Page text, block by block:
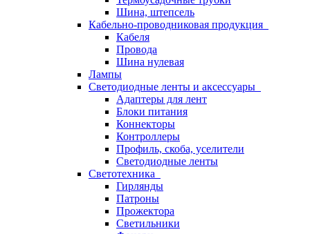
Шина, штепсель
Кабельно-проводниковая продукция
Кабеля
Провода
Шина нулевая
Лампы
Светодиодные ленты и аксессуары
Адаптеры для лент
Блоки питания
Коннекторы
Контроллеры
Профиль, скоба, уселители
Светодиодные ленты
Светотехника
Гирлянды
Патроны
Прожектора
Светильники